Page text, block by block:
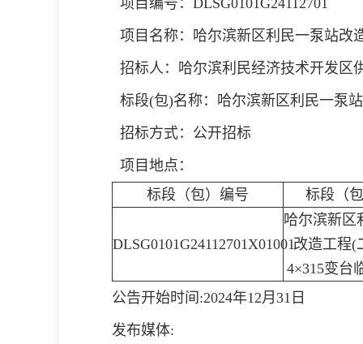
项目编号：DLSG0101G24112701
项目名称：哈尔滨新区利民一泵站改
招标人：哈尔滨利民经济技术开发区
标段(包)名称：哈尔滨新区利民一泵
招标方式：公开招标
项目地点：
标段（包）编号
标段（
DLSG0101G24112701X01001
哈尔滨新区
改造工程(
4×315变台
公告开始时间:2024年12月31日
发布媒体: